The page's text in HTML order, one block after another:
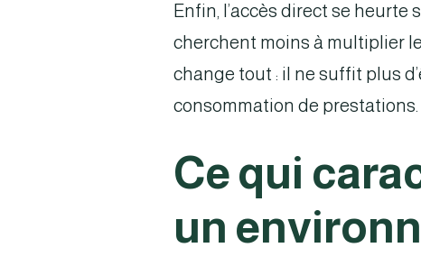
Enfin, l’accès direct se
cherchent moins à multiplier
change tout : il ne suffit plus
consommation de prestations.
Ce qui
un